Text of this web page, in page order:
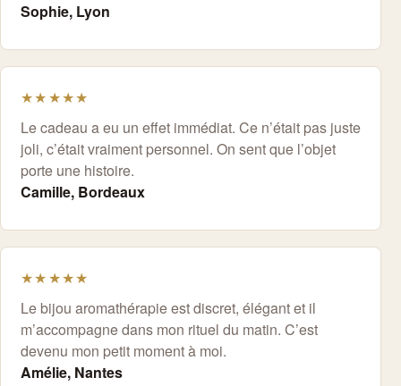
Sophie, Lyon
★★★★★
Le cadeau a eu un effet immédiat. Ce n’était pas juste
joli, c’était vraiment personnel. On sent que l’objet
porte une histoire.
Camille, Bordeaux
★★★★★
Le bijou aromathérapie est discret, élégant et il
m’accompagne dans mon rituel du matin. C’est
devenu mon petit moment à moi.
Amélie, Nantes